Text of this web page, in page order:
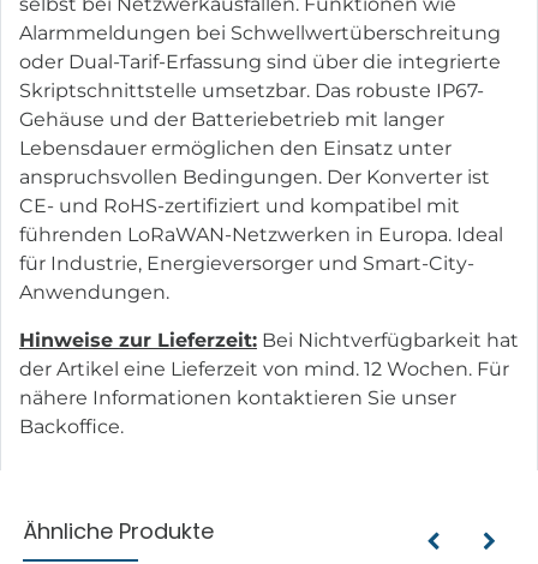
Alarmmeldungen bei Schwellwertüberschreitung
oder Dual-Tarif-Erfassung sind über die integrierte
Skriptschnittstelle umsetzbar. Das robuste IP67-
Gehäuse und der Batteriebetrieb mit langer
Lebensdauer ermöglichen den Einsatz unter
anspruchsvollen Bedingungen. Der Konverter ist
CE- und RoHS-zertifiziert und kompatibel mit
führenden LoRaWAN-Netzwerken in Europa. Ideal
für Industrie, Energieversorger und Smart-City-
Anwendungen.
Hinweise zur Lieferzeit: Bei Nichtverfügbarkeit hat
der Artikel eine Lieferzeit von mind. 12 Wochen. Für
nähere Informationen kontaktieren Sie unser
Backoffice.
Ähnliche Produkte